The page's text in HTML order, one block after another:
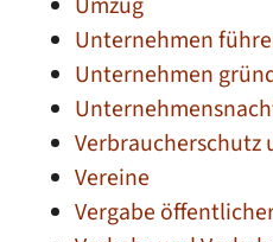
Unternehmen
Unternehmen
Verbraucherschutz
Vereine
Vergabe